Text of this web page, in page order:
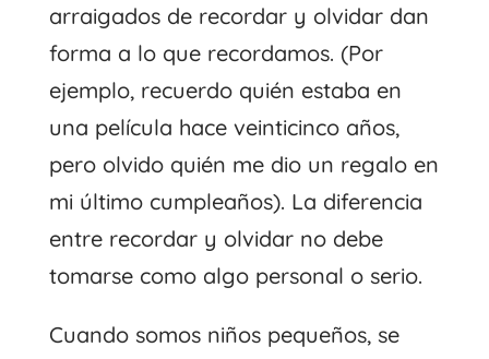
arraigados de recordar y olvidar dan
forma a lo que recordamos. (Por
ejemplo, recuerdo quién estaba en
una película hace veinticinco años,
pero olvido quién me dio un regalo en
mi último cumpleaños). La diferencia
entre recordar y olvidar no debe
tomarse como algo personal o serio.
Cuando somos niños pequeños, se